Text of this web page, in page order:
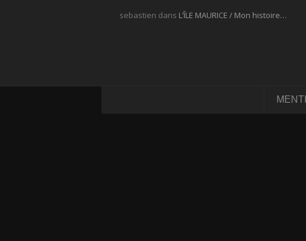
sebastien dans L’ÎLE MAURICE / Mon histoire…